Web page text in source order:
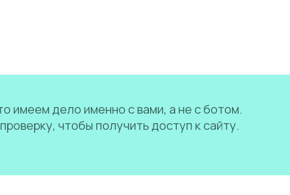
имеем дело именно с вами, а не с ботом.
чтобы получить доступ к сайту.